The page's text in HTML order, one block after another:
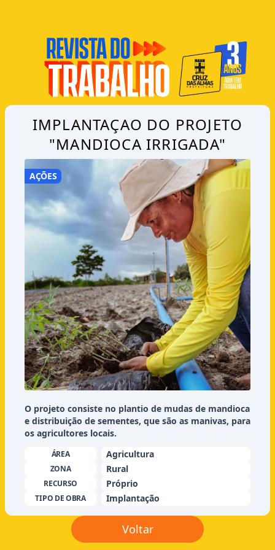
IMPLANTAÇAO DO PROJETO
"MANDIOCA IRRIGADA"
AÇÕES
O projeto consiste no plantio de mudas de mandioca
e distribuição de sementes, que são as manivas, para
os agricultores locais.
ÁREA Agricultura
ZONA Rural
RECURSO Próprio
TIPO DE OBRA Implantação
Voltar